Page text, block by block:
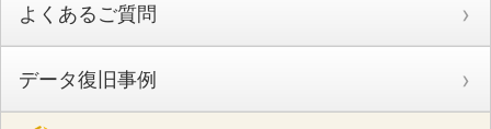
よくあるご質問
データ復旧事例